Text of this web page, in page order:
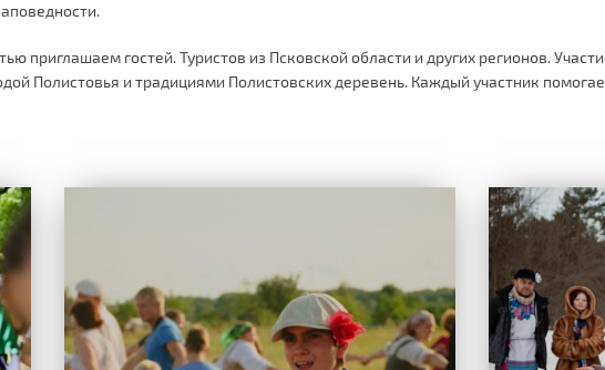
приглашаем гостей. Туристов из Псковской области и других регионов.
Полистовья и традициями Полистовских деревень. Каждый участник